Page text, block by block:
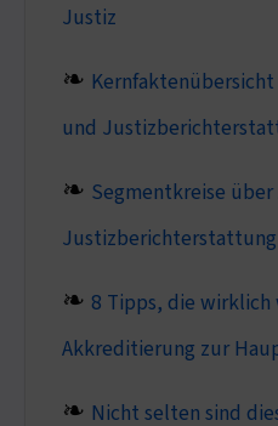
Justiz
und
Segmentkreise
Justizberichterstattung
8 Tipps, die
Akkreditierung zur
Nicht selten sind